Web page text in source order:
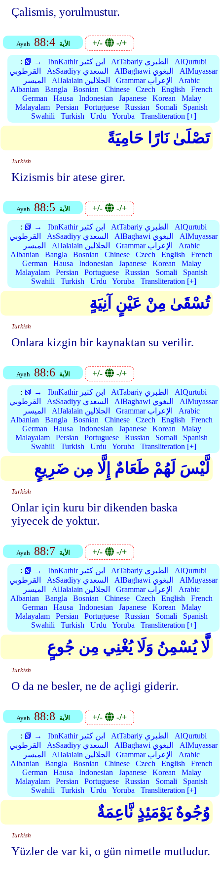
Çalismis, yorulmustur.
Ayah 88:4 الأية +/- -/+
: 📗 → IbnKathir ابن كثير AtTabariy الطبري
AlQurtubi
القرطوبي
AsSaadiyy السعدي AlBaghawi البغوي
AlMuyassar
الميسر
AlJalalain الجلالين Grammar الإعراب
Arabic
Albanian
Bangla Bosnian Chinese Czech English
French
German
Hausa Indonesian Japanese Korean
Malay
Malayalam
Persian Portuguese Russian Somali
Spanish
Swahili
Turkish Urdu Yoruba Transliteration [+]
تَصْلَىٰ نَارًا حَامِيَةً
Turkish
Kizismis bir atese girer.
Ayah 88:5 الأية +/- -/+
: 📗 → IbnKathir ابن كثير AtTabariy الطبري
AlQurtubi
القرطوبي
AsSaadiyy السعدي AlBaghawi البغوي
AlMuyassar
الميسر
AlJalalain الجلالين Grammar الإعراب
Arabic
Albanian
Bangla Bosnian Chinese Czech English
French
German
Hausa Indonesian Japanese Korean
Malay
Malayalam
Persian Portuguese Russian Somali
Spanish
Swahili
Turkish Urdu Yoruba Transliteration [+]
تُسْقَىٰ مِنْ عَيْنٍ آنِيَةٍ
Turkish
Onlara kizgin bir kaynaktan su verilir.
Ayah 88:6 الأية +/- -/+
: 📗 → IbnKathir ابن كثير AtTabariy الطبري
AlQurtubi
القرطوبي
AsSaadiyy السعدي AlBaghawi البغوي
AlMuyassar
الميسر
AlJalalain الجلالين Grammar الإعراب
Arabic
Albanian
Bangla Bosnian Chinese Czech English
French
German
Hausa Indonesian Japanese Korean
Malay
Malayalam
Persian Portuguese Russian Somali
Spanish
Swahili
Turkish Urdu Yoruba Transliteration [+]
لَّيْسَ لَهُمْ طَعَامٌ إِلَّا مِن ضَرِيعٍ
Turkish
Onlar için kuru bir dikenden baska
yiyecek de yoktur.
Ayah 88:7 الأية +/- -/+
: 📗 → IbnKathir ابن كثير AtTabariy الطبري
AlQurtubi
القرطوبي
AsSaadiyy السعدي AlBaghawi البغوي
AlMuyassar
الميسر
AlJalalain الجلالين Grammar الإعراب
Arabic
Albanian
Bangla Bosnian Chinese Czech English
French
German
Hausa Indonesian Japanese Korean
Malay
Malayalam
Persian Portuguese Russian Somali
Spanish
Swahili
Turkish Urdu Yoruba Transliteration [+]
لَّا يُسْمِنُ وَلَا يُغْنِي مِن جُوعٍ
Turkish
O da ne besler, ne de açligi giderir.
Ayah 88:8 الأية +/- -/+
: 📗 → IbnKathir ابن كثير AtTabariy الطبري
AlQurtubi
القرطوبي
AsSaadiyy السعدي AlBaghawi البغوي
AlMuyassar
الميسر
AlJalalain الجلالين Grammar الإعراب
Arabic
Albanian
Bangla Bosnian Chinese Czech English
French
German
Hausa Indonesian Japanese Korean
Malay
Malayalam
Persian Portuguese Russian Somali
Spanish
Swahili
Turkish Urdu Yoruba Transliteration [+]
وُجُوهٌ يَوْمَئِذٍ نَّاعِمَةٌ
Turkish
Yüzler de var ki, o gün nimetle mutludur.